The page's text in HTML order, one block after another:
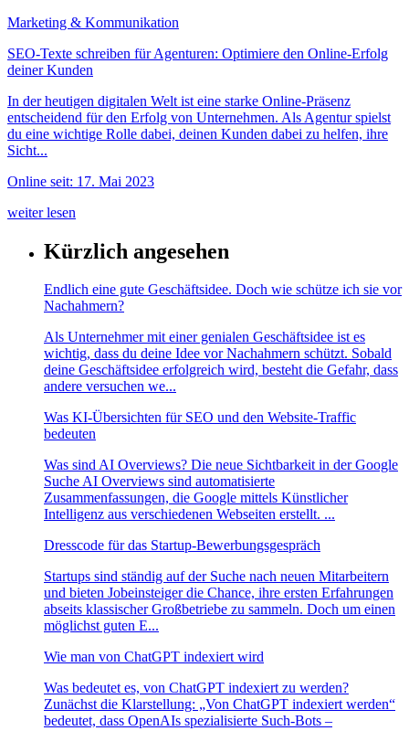
Marketing & Kommunikation
SEO-Texte schreiben für Agenturen: Optimiere den Online-Erfolg
deiner Kunden
In der heutigen digitalen Welt ist eine starke Online-Präsenz
entscheidend für den Erfolg von Unternehmen. Als Agentur spielst
du eine wichtige Rolle dabei, deinen Kunden dabei zu helfen, ihre
Sicht...
Online seit: 17. Mai 2023
weiter lesen
Kürzlich angesehen
Endlich eine gute Geschäftsidee. Doch wie schütze ich sie vor
Nachahmern?
Als Unternehmer mit einer genialen Geschäftsidee ist es
wichtig, dass du deine Idee vor Nachahmern schützt. Sobald
deine Geschäftsidee erfolgreich wird, besteht die Gefahr, dass
andere versuchen we...
Was KI-Übersichten für SEO und den Website-Traffic
bedeuten
Was sind AI Overviews? Die neue Sichtbarkeit in der Google
Suche AI Overviews sind automatisierte
Zusammenfassungen, die Google mittels Künstlicher
Intelligenz aus verschiedenen Webseiten erstellt. ...
Dresscode für das Startup-Bewerbungsgespräch
Startups sind ständig auf der Suche nach neuen Mitarbeitern
und bieten Jobeinsteiger die Chance, ihre ersten Erfahrungen
abseits klassischer Großbetriebe zu sammeln. Doch um einen
möglichst guten E...
Wie man von ChatGPT indexiert wird
Was bedeutet es, von ChatGPT indexiert zu werden?
Zunächst die Klarstellung: „Von ChatGPT indexiert werden“
bedeutet, dass OpenAIs spezialisierte Such-Bots –